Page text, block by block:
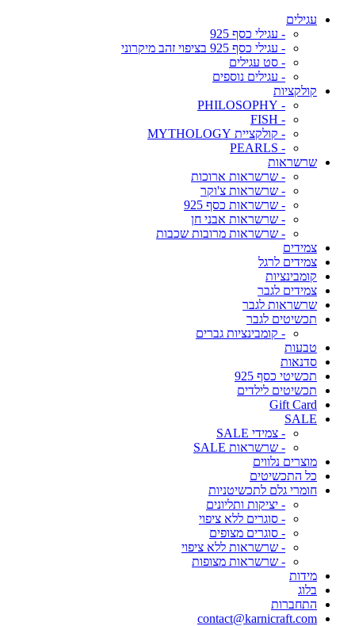
עגילים
- עגילי כסף 925
- עגילי כסף 925 בציפוי זהב מיקרוני
- סט עגילים
- עגילים נוספים
קולקציות
- PHILOSOPHY
- FISH
- קולקציית MYTHOLOGY
- PEARLS
שרשראות
- שרשראות ארוכות
- שרשראות צ'וקר
- שרשראות כסף 925
- שרשראות אבני חן
- שרשראות מרובות שכבות
צמידים
צמידים לרגל
קומבינציות
צמידים לגבר
שרשראות לגבר
תכשיטים לגבר
- קומבינציות גברים
טבעות
סדנאות
תכשיטי כסף 925
תכשיטים לילדים
Gift Card
SALE
- צמידי SALE
- שרשראות SALE
מוצרים נלווים
כל התכשיטים
חומרי גלם לתכשיטניות
- יציקות ותליונים
- סוגרים ללא ציפוי
- סוגרים מצופים
- שרשראות ללא ציפוי
- שרשראות מצופות
מידות
בלוג
התחברות
contact@karnicraft.com